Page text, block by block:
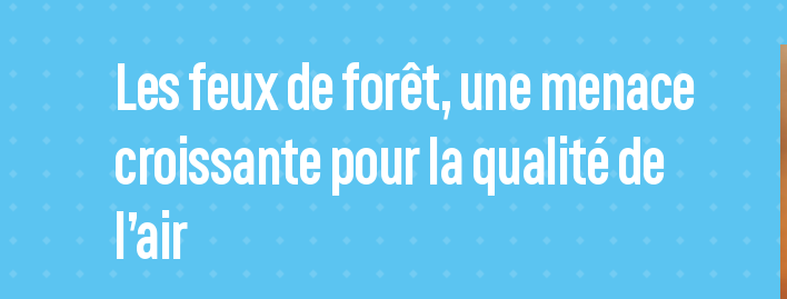
Les feux de forêt, une menace
croissante pour la qualité de
l’air